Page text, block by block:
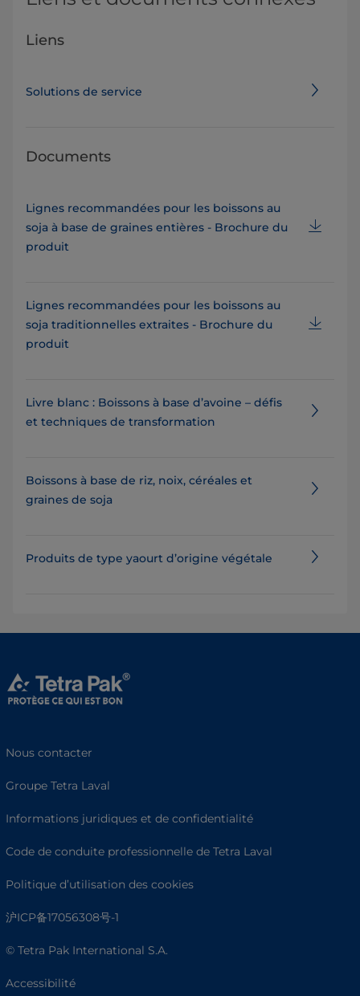
Liens
Solutions de service
Documents
Lignes recommandées pour les boissons au
soja à base de graines entières - Brochure du
produit
Lignes recommandées pour les boissons au
soja traditionnelles extraites - Brochure du
produit
Livre blanc : Boissons à base d’avoine – défis
et techniques de transformation
Boissons à base de riz, noix, céréales et
graines de soja
Produits de type yaourt d’origine végétale
Nous contacter
Groupe Tetra Laval
Informations juridiques et de confidentialité
Code de conduite professionnelle de Tetra Laval
Politique d’utilisation des cookies
沪ICP备17056308号-1
© Tetra Pak International S.A.
Accessibilité